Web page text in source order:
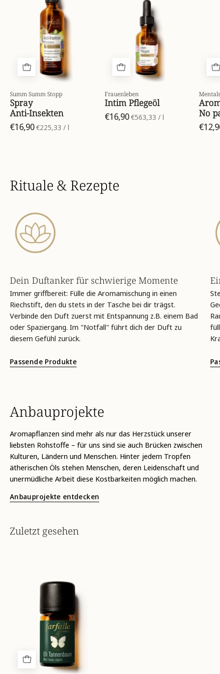
stopp-
anti-
insekten-
spray-
75ml-
front-
7612534101608_01.webp
Summ Summ Stopp
Spray
Anti-Insekten
€16,90€225,33 /pro
l
pflegeoel-
front-
Frauenleben
Intim Pflegeöl
€16,90€563,33 /pro
l
No
Rituale & Rezepte
Dein Duftanker für schwierige Momente
Immer griffbereit: Fülle die Aromamischung in einen
Riechstift, den du stets in der Tasche bei dir trägst.
Verbinde den Duft zuerst mit Entspannung z.B. einem Bad
oder Spaziergang. Im "Notfall" führt dich der Duft zu
diesem Gefühl zurück.
Passende Produkte
Anbauprojekte
Aromapflanzen sind mehr als nur das Herzstück unserer
liebsten Rohstoffe – für uns sind sie auch Brücken zwischen
Kulturen, Ländern und Menschen. Hinter jedem Tropfen
ätherischen Öls stehen Menschen, deren Leidenschaft und
unermüdliche Arbeit diese Kostbarkeiten möglich machen.
Anbauprojekte entdecken
Zuletzt gesehen
tannenbaum-
front-
7612534019903_1.webp